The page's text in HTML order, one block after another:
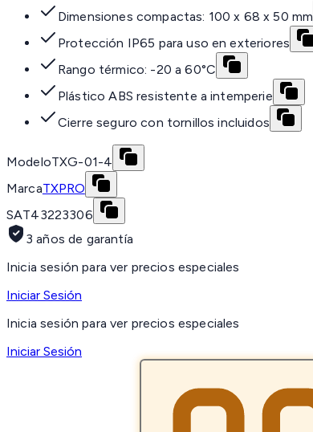
Dimensiones compactas: 100 x 68 x 50 mm
Protección IP65 para uso en exteriores
Rango térmico: -20 a 60°C
Plástico ABS resistente a intemperie
Cierre seguro con tornillos incluidos
ModeloTXG-01-4
MarcaTXPRO
SAT43223306
3 años de garantía
Inicia sesión para ver precios especiales
Iniciar Sesión
Inicia sesión para ver precios especiales
Iniciar Sesión